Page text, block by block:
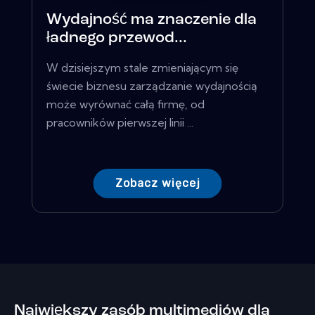
Wydajność ma znaczenie dla
ładnego przewod...
W dzisiejszym stale zmieniającym się
świecie biznesu zarządzanie wydajnością
może wyrównać całą firmę, od
pracowników pierwszej linii ...
Zobacz więcej
Największy zasób multimediów dla